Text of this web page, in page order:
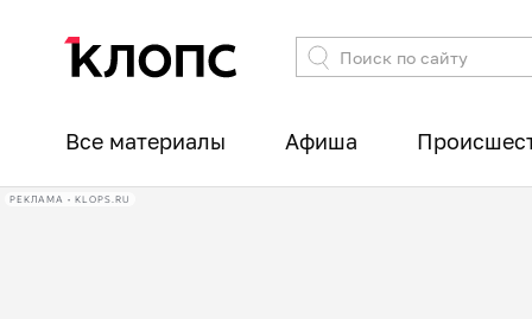
Все материалы Афиша
РЕКЛАМА • KLOPS.RU